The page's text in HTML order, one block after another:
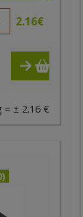
2.16€
= ± 2.16 €